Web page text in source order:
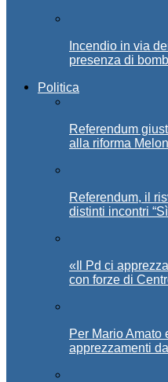
Incendio in via
presenza di
Politica
Referendum
alla riforma
Referendum, il
distinti incontri
«Il Pd ci
con forze di
Per Mario
apprezzamenti